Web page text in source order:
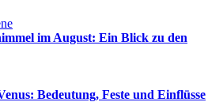
im August: Ein Blick zu den
Bedeutung, Feste und Einflüsse